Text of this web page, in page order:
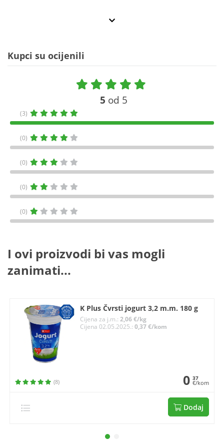
Kupci su ocijenili
5 od 5
(3)
(0)
(0)
(0)
(0)
I ovi proizvodi bi vas mogli
zanimati...
K Plus Čvrsti jogurt 3,2 m.m. 180 g
Cijena za j.m.:2,06 €/kg
Cijena 02.05.2025.:0,37 €/kom
(8) 0 37
€/kom
Dodaj